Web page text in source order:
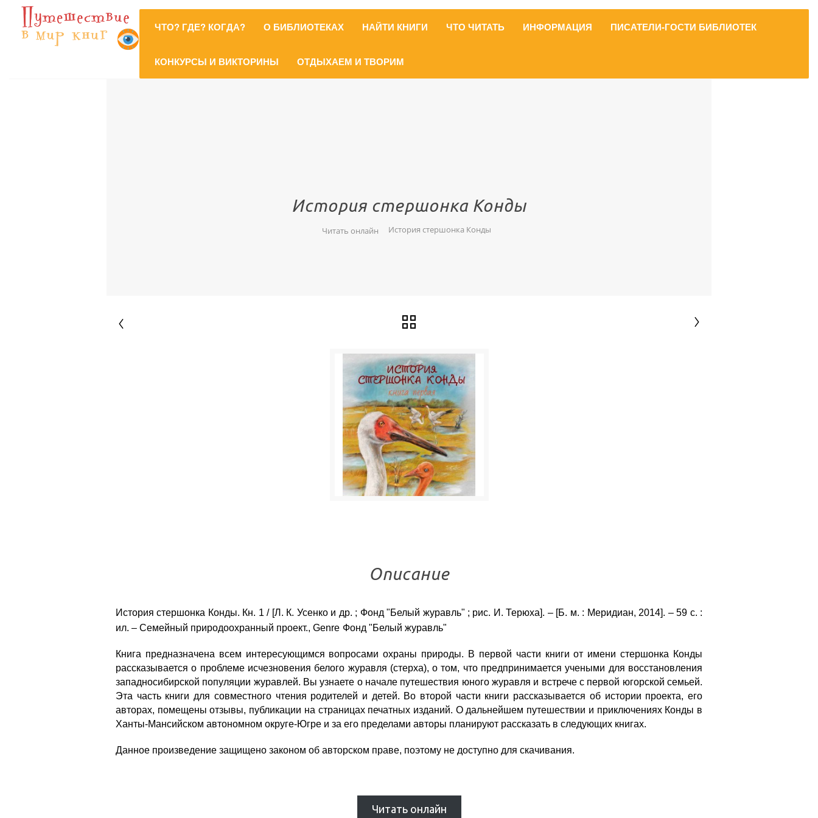
ЧТО? ГДЕ? КОГДА? О БИБЛИОТЕКАХ НАЙТИ КНИГИ ЧТО ЧИТАТЬ ИНФОРМАЦИЯ ПИСАТЕЛИ-ГОСТИ БИБЛИОТЕК
КОНКУРСЫ И ВИКТОРИНЫ ОТДЫХАЕМ И ТВОРИМ
История стершонка Конды
Читать онлайн История стершонка Конды
Описание
История стершонка Конды. Кн. 1 / [Л. К. Усенко и др. ; Фонд "Белый журавль" ; рис. И. Терюха]. – [Б. м. : Меридиан, 2014]. – 59 с. :
ил. – Семейный природоохранный проект., Genre Фонд "Белый журавль"
Книга предназначена всем интересующимся вопросами охраны природы. В первой части книги от имени стершонка Конды
рассказывается о проблеме исчезновения белого журавля (стерха), о том, что предпринимается учеными для восстановления
западносибирской популяции журавлей. Вы узнаете о начале путешествия юного журавля и встрече с первой югорской семьей.
Эта часть книги для совместного чтения родителей и детей. Во второй части книги рассказывается об истории проекта, его
авторах, помещены отзывы, публикации на страницах печатных изданий. О дальнейшем путешествии и приключениях Конды в
Ханты-Мансийском автономном округе-Югре и за его пределами авторы планируют рассказать в следующих книгах.
Данное произведение защищено законом об авторском праве, поэтому не доступно для скачивания.
Читать онлайн